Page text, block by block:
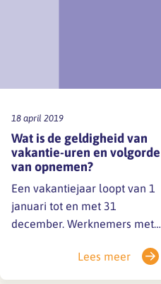
18 april 2019
Wat is de geldigheid van
vakantie-uren en volgorde
van opnemen?
Een vakantiejaar loopt van 1
januari tot en met 31
december. Werknemers met
uur per week) hebben per
jaar recht op 240 uur
Lees meer